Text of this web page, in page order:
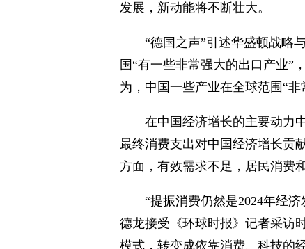
发展，新动能将不断壮大。
“德国之声”引述华盛顿战略
国“有一些非常强大的出口产业”
为，中国一些产业在全球范围“非
在中国经济增长的主要动力
最终消费支出对中国经济增长贡
方面，有效需求不足，居民消费
“提振消费仍然是2024年经
德龙接受《环球时报》记者采访
模式，转变成依靠消费、科技的